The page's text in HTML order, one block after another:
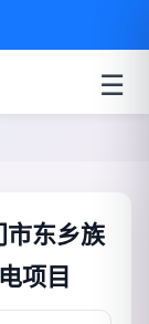
☰
东乡族
项目